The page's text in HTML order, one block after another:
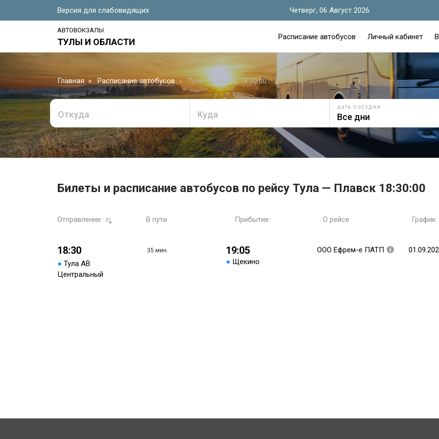
Версия для слабовидящих Четверг, 06 Август 2026
АВТОВОКЗАЛЫ
ТУЛЫ И ОБЛАСТИ
Расписание автобусов Личный кабинет
Главная Расписание автобусов Тула — Плавск 18:30:00
Откуда Куда
ДАТА ПОЕЗДКИ
Билеты и расписание автобусов по рейсу Тула — Плавск 18:30:00
Отправление В пути Прибытие О рейсе График
18:30
● Тула АВ
Центральный
35 мин. 19:05
● Щекино
ООО Ефрем-е ПАТП